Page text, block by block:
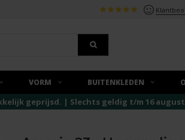
VORM BUITENKLEDEN
geprijsd. | Slechts geldig t/m 16